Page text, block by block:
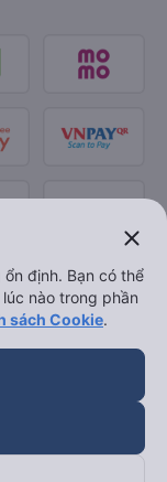
close
định. Bạn có thể
nào trong phần
sách Cookie.